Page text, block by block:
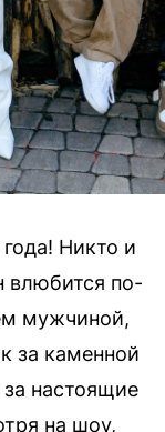
Никто и
влюбится по-
мужчиной,
за каменной
за настоящие
на шоу,